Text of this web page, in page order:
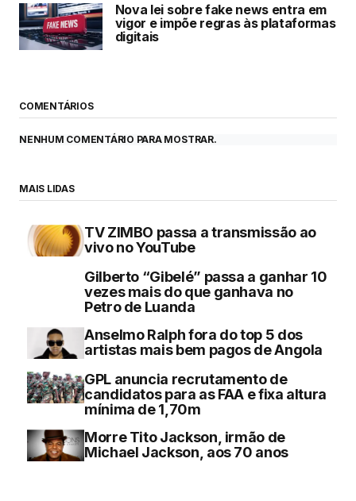
Nova lei sobre fake news entra em
vigor e impõe regras às plataformas
digitais
COMENTÁRIOS
NENHUM COMENTÁRIO PARA MOSTRAR.
MAIS LIDAS
TV ZIMBO passa a transmissão ao
vivo no YouTube
Gilberto “Gibelé” passa a ganhar 10
vezes mais do que ganhava no
Petro de Luanda
Anselmo Ralph fora do top 5 dos
artistas mais bem pagos de Angola
GPL anuncia recrutamento de
candidatos para as FAA e fixa altura
mínima de 1,70m
Morre Tito Jackson, irmão de
Michael Jackson, aos 70 anos